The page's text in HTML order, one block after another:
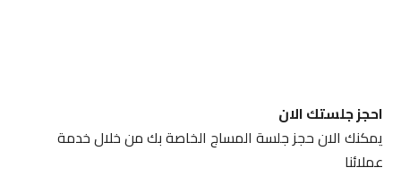
احجز جلستك الان
يمكنك الان حجز جلسة المساج الخاصة بك من خلال خدمة
عملائنا